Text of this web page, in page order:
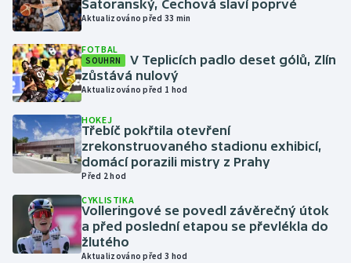
Házená
Jezdectví
Judo
Krasobruslení
Lezení
Lyže a snowboard
Moderní pětiboj
Satoranský, Čechová slaví poprvé
Aktualizováno před 33 min
FOTBAL
SOUHRN
V Teplicích padlo deset gólů, Zlín
zůstává nulový
Aktualizováno před 1 hod
HOKEJ
Třebíč pokřtila otevření
zrekonstruovaného stadionu exhibicí,
domácí porazili mistry z Prahy
Před 2 hod
CYKLISTIKA
Volleringové se povedl závěrečný útok
a před poslední etapou se převlékla do
žlutého
Aktualizováno před 3 hod